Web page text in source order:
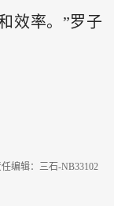
效率。”罗子
编辑：三石-NB33102